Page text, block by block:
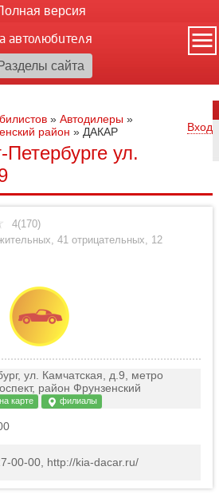
версия
автолюбителя
» Автодилеры »
район » ДАКАР Вход
ул.
4(170)
, 41 отрицательных, 12
ул. Камчатская, д.9, метро
район Фрунзенский
карте филиалы
00-00, http://kia-dacar.ru/